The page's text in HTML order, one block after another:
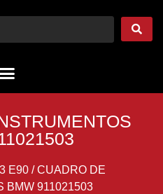
E90/CUADRO DE
BMW 911021503